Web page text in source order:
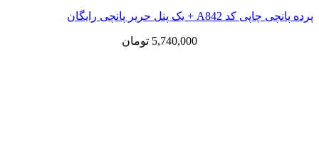
پرده پانچی چاپی کد A842 + یک پنل حریر پانچی رایگان
5,740,000 تومان